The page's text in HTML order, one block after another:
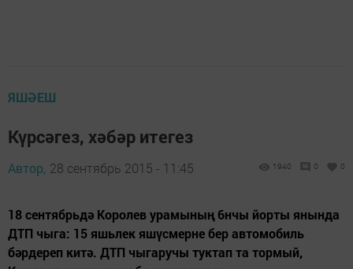
ЯШӘЕШ
Күрсәгез, хәбәр итегез
Автор, 28 сентябрь 2015 - 11:45 1940 0 0
18 сентябрьдә Королев урамының 6нчы йорты янында
ДТП чыга: 15 яшьлек яшүсмерне бер автомобиль
бәрдереп китә. ДТП чыгаручы туктап та тормый,